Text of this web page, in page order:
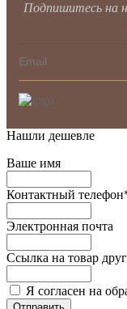
Подпишитесь на
Нашли дешевле
Ваше имя
Контактный телефон
Электронная почта
Ссылка на товар
Я согласен на